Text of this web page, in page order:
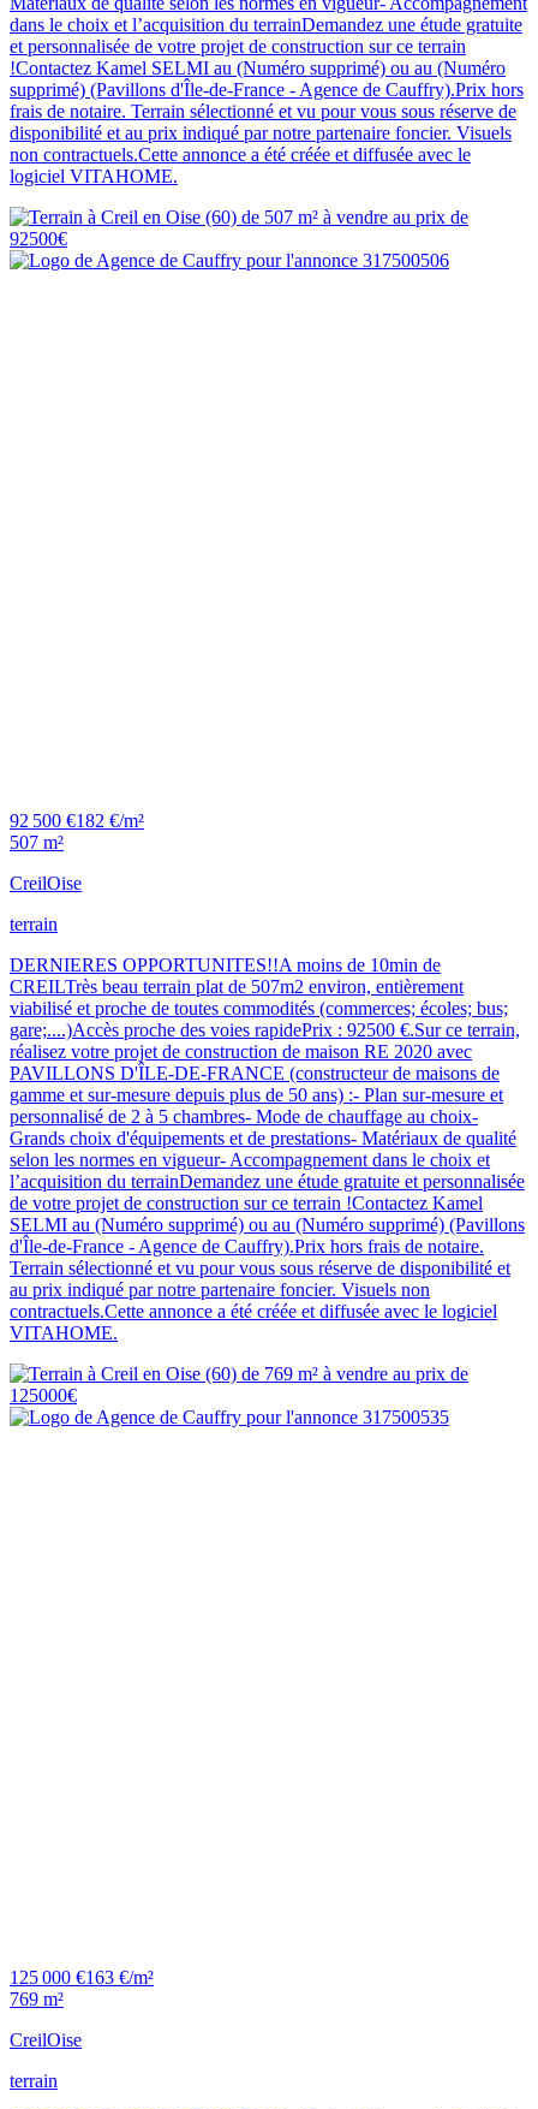
dans le choix et l’acquisition du terrainDemandez une étude gratuite
et personnalisée de votre projet de construction sur ce terrain
!Contactez Kamel SELMI au (Numéro supprimé) ou au (Numéro
supprimé) (Pavillons d'Île-de-France - Agence de Cauffry).Prix hors
frais de notaire. Terrain sélectionné et vu pour vous sous réserve de
disponibilité et au prix indiqué par notre partenaire foncier. Visuels
non contractuels.Cette annonce a été créée et diffusée avec le
logiciel VITAHOME.
92 500 €182 €/m²
507 m²
CreilOise
terrain
DERNIERES OPPORTUNITES!!A moins de 10min de
CREILTrès beau terrain plat de 507m2 environ, entièrement
viabilisé et proche de toutes commodités (commerces; écoles; bus;
gare;....)Accès proche des voies rapidePrix : 92500 €.Sur ce terrain,
réalisez votre projet de construction de maison RE 2020 avec
PAVILLONS D'ÎLE-DE-FRANCE (constructeur de maisons de
gamme et sur-mesure depuis plus de 50 ans) :- Plan sur-mesure et
personnalisé de 2 à 5 chambres- Mode de chauffage au choix-
Grands choix d'équipements et de prestations- Matériaux de qualité
selon les normes en vigueur- Accompagnement dans le choix et
l’acquisition du terrainDemandez une étude gratuite et personnalisée
de votre projet de construction sur ce terrain !Contactez Kamel
SELMI au (Numéro supprimé) ou au (Numéro supprimé) (Pavillons
d'Île-de-France - Agence de Cauffry).Prix hors frais de notaire.
Terrain sélectionné et vu pour vous sous réserve de disponibilité et
au prix indiqué par notre partenaire foncier. Visuels non
contractuels.Cette annonce a été créée et diffusée avec le logiciel
VITAHOME.
125 000 €163 €/m²
769 m²
CreilOise
terrain